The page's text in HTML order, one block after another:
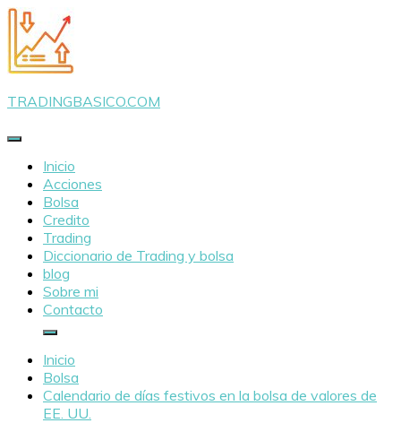
Saltar
al
contenido
TRADINGBASICO.COM
Inicio
Acciones
Bolsa
Credito
Trading
Diccionario de Trading y bolsa
blog
Sobre mi
Contacto
Inicio
Bolsa
Calendario de días festivos en la bolsa de valores de
EE. UU.